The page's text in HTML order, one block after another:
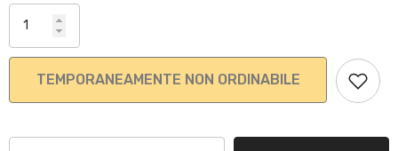
TEMPORANEAMENTE NON ORDINABILE